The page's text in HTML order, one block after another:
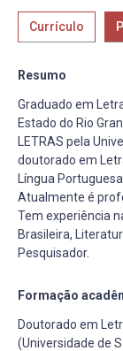
Currículo
Resumo
Graduado em
Estado do Rio
LETRAS pela
doutorado em
Língua
Atualmente é
Tem experiência
Brasileira,
Pesquisador.
Formação
Doutorado em
(Universidade de